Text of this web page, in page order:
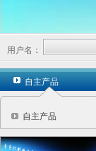
用户名：
自主产品
自主产品